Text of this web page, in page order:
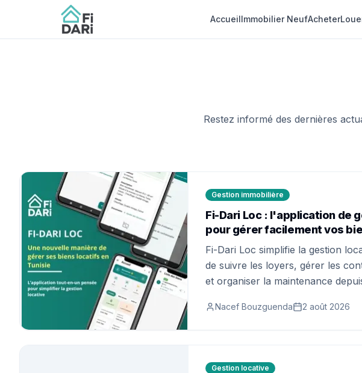
AccueilImmobilier NeufAcheter
Restez informé des dernières
Gestion immobilière
Fi-Dari Loc : l'application de
pour gérer facilement vos
Fi-Dari Loc simplifie la gestion
de suivre les loyers, gérer les
et organiser la maintenance
l'Étranger (TRE), l'application
Nacef Bouzguenda 2 août 2026
Gestion locative